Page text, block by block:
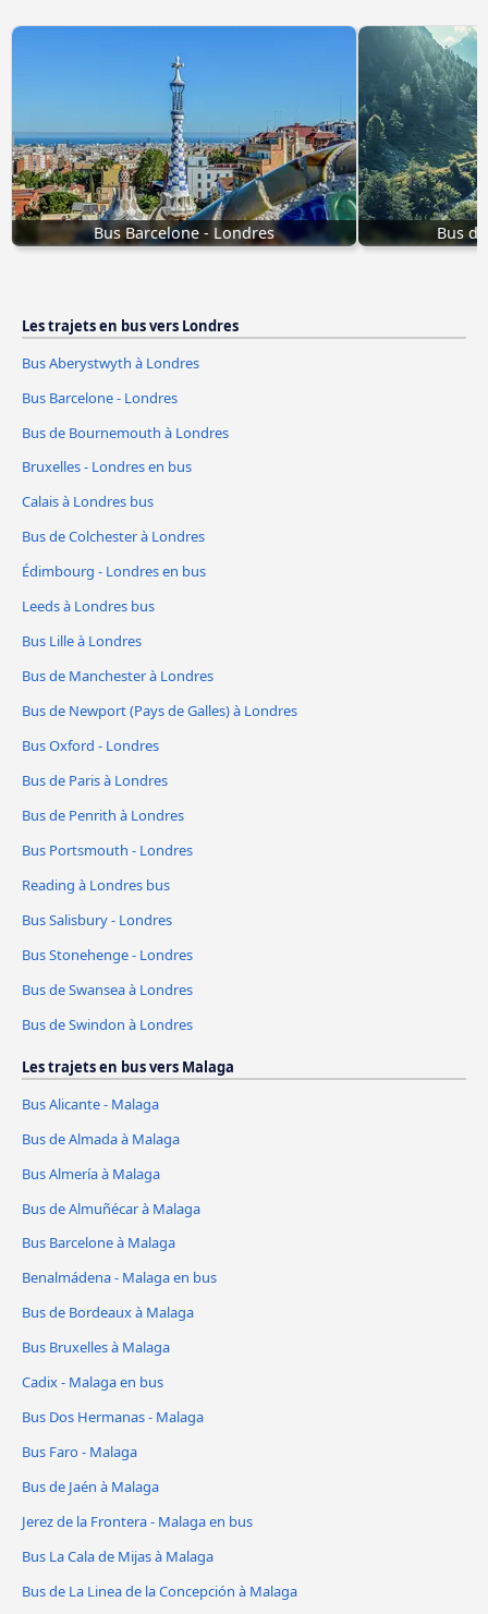
Bus Barcelone - Londres Bus
Les trajets en bus vers Londres
Bus Aberystwyth à Londres
Bus Barcelone - Londres
Bus de Bournemouth à Londres
Bruxelles - Londres en bus
Calais à Londres bus
Bus de Colchester à Londres
Édimbourg - Londres en bus
Leeds à Londres bus
Bus Lille à Londres
Bus de Manchester à Londres
Bus de Newport (Pays de Galles) à Londres
Bus Oxford - Londres
Bus de Paris à Londres
Bus de Penrith à Londres
Bus Portsmouth - Londres
Reading à Londres bus
Bus Salisbury - Londres
Bus Stonehenge - Londres
Bus de Swansea à Londres
Bus de Swindon à Londres
Les trajets en bus vers Malaga
Bus Alicante - Malaga
Bus de Almada à Malaga
Bus Almería à Malaga
Bus de Almuñécar à Malaga
Bus Barcelone à Malaga
Benalmádena - Malaga en bus
Bus de Bordeaux à Malaga
Bus Bruxelles à Malaga
Cadix - Malaga en bus
Bus Dos Hermanas - Malaga
Bus Faro - Malaga
Bus de Jaén à Malaga
Jerez de la Frontera - Malaga en bus
Bus La Cala de Mijas à Malaga
Bus de La Linea de la Concepción à Malaga